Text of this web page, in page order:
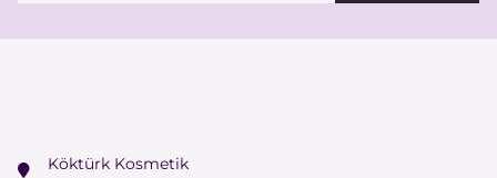
Köktürk Kosmetik